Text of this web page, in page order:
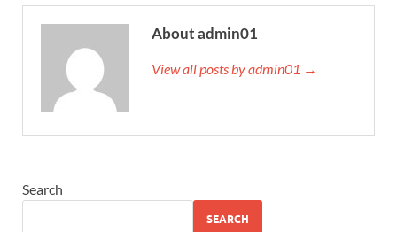
About admin01
View all posts by admin01 →
Search
SEARCH